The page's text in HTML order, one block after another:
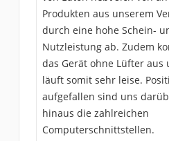
Produkten aus unserem
durch eine hohe Schein-
Nutzleistung ab. Zudem
das Gerät ohne Lüfter aus
läuft somit sehr leise.
aufgefallen sind uns
hinaus die zahlreichen
Computerschnittstellen.